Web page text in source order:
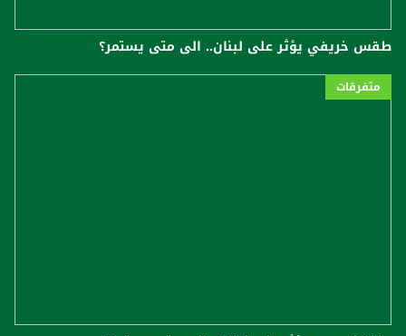
طقس خريفي يؤثر على لبنان.. الى متى يستمر؟
متفرقات